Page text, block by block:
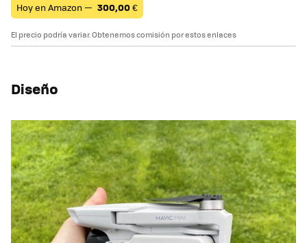
Hoy en Amazon — 300,00€
El precio podría variar. Obtenemos comisión por estos enlaces
Diseño